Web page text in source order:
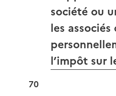
société ou
les
l’impôt sur
70